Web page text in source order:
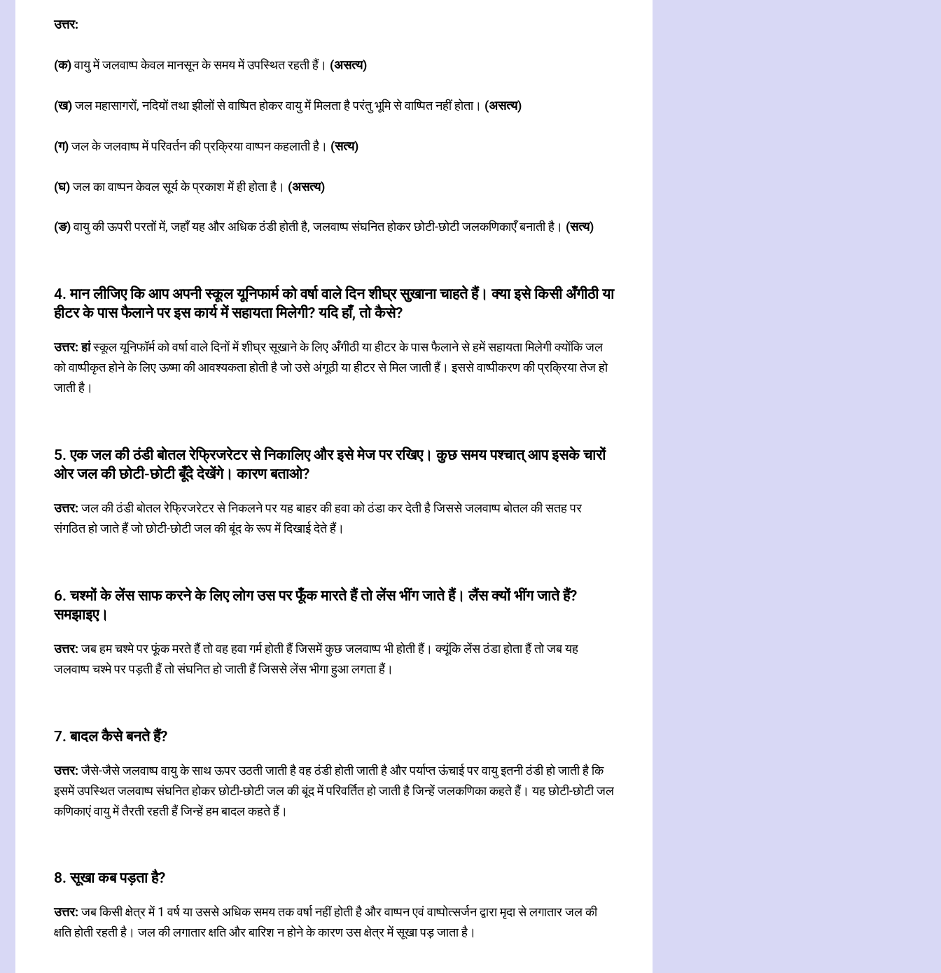
उत्तर:
(क)वायु में जलवाष्प केवल मानसून के समय में उपस्थित रहती हैं। (असत्य)
(ख)जल महासागरों, नदियों तथा झीलों से वाष्पित होकर वायु में मिलता है परंतु भूमि से वाष्पित नहीं होता। (असत्य)
(ग)जल के जलवाष्प में परिवर्तन की प्रक्रिया वाष्पन कहलाती है। (सत्य)
(घ)जल का वाष्पन केवल सूर्य के प्रकाश में ही होता है। (असत्य)
(ङ)वायु की ऊपरी परतों में, जहाँ यह और अधिक ठंडी होती है, जलवाष्प संघनित होकर छोटी-छोटी जलकणिकाएँ बनाती है। (सत्य)
4. मान लीजिए कि आप अपनी स्कूल यूनिफार्म को वर्षा वाले दिन शीघ्र सुखाना चाहते हैं। क्या इसे किसी अँगीठी या
हीटर के पास फैलाने पर इस कार्य में सहायता मिलेगी? यदि हाँ, तो कैसे?
उत्तर: हांस्कूल यूनिफॉर्म को वर्षा वाले दिनों में शीघ्र सूखाने के लिए अँगीठी या हीटर के पास फैलाने से हमें सहायता मिलेगी क्योंकि जल
को वाष्पीकृत होने के लिए ऊष्मा की आवश्यकता होती है जो उसे अंगूठी या हीटर से मिल जाती हैं। इससे वाष्पीकरण की प्रक्रिया तेज हो
जाती है।
5. एक जल की ठंडी बोतल रेफ्रिजरेटर से निकालिए और इसे मेज पर रखिए। कुछ समय पश्चात् आप इसके चारों
ओर जल की छोटी-छोटी बूँदे देखेंगे। कारण बताओ?
उत्तर:जल की ठंडी बोतल रेफ्रिजरेटर से निकलने पर यह बाहर की हवा को ठंडा कर देती है जिससे जलवाष्प बोतल की सतह पर
संगठित हो जाते हैं जो छोटी-छोटी जल की बूंद के रूप में दिखाई देते हैं।
6. चश्मों के लेंस साफ करने के लिए लोग उस पर फूँक मारते हैं तो लेंस भींग जाते हैं। लैंस क्यों भींग जाते हैं?
समझाइए।
उत्तर:जब हम चश्मे पर फूंक मरते हैं तो वह हवा गर्म होती हैं जिसमें कुछ जलवाष्प भी होती हैं। क्यूंकि लेंस ठंडा होता हैं तो जब यह
जलवाष्प चश्मे पर पड़ती हैं तो संघनित हो जाती हैं जिससे लेंस भीगा हुआ लगता हैं।
7. बादल कैसे बनते हैं?
उत्तर:जैसे-जैसे जलवाष्प वायु के साथ ऊपर उठती जाती है वह ठंडी होती जाती है और पर्याप्त ऊंचाई पर वायु इतनी ठंडी हो जाती है कि
इसमें उपस्थित जलवाष्प संघनित होकर छोटी-छोटी जल की बूंद में परिवर्तित हो जाती है जिन्हें जलकणिका कहते हैं। यह छोटी-छोटी जल
कणिकाएं वायु में तैरती रहती हैं जिन्हें हम बादल कहते हैं।
8. सूखा कब पड़ता है?
उत्तर:जब किसी क्षेत्र में 1 वर्ष या उससे अधिक समय तक वर्षा नहीं होती है और वाष्पन एवं वाष्पोत्सर्जन द्वारा मृदा से लगातार जल की
क्षति होती रहती है। जल की लगातार क्षति और बारिश न होने के कारण उस क्षेत्र में सूखा पड़ जाता है।